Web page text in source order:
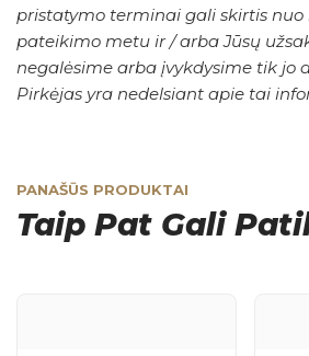
pristatymo terminai gali skirtis
pateikimo metu ir / arba Jūsų
negalėsime arba įvykdysime tik jo
Pirkėjas yra nedelsiant apie tai
PANAŠŪS PRODUKTAI
Taip Pat Gali